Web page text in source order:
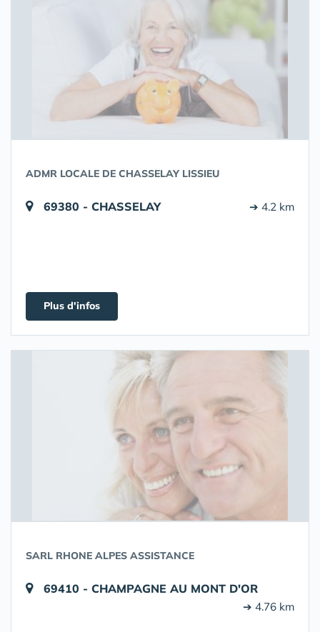
ADMR LOCALE DE CHASSELAY LISSIEU
69380 - CHASSELAY ➔ 4.2 km
Plus d'infos
SARL RHONE ALPES ASSISTANCE
69410 - CHAMPAGNE AU MONT D'OR
➔ 4.76 km